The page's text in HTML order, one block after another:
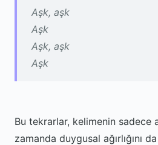
Aşk, aşk
Aşk
Aşk, aşk
Aşk
Bu tekrarlar, kelimenin sadece
zamanda duygusal ağırlığını